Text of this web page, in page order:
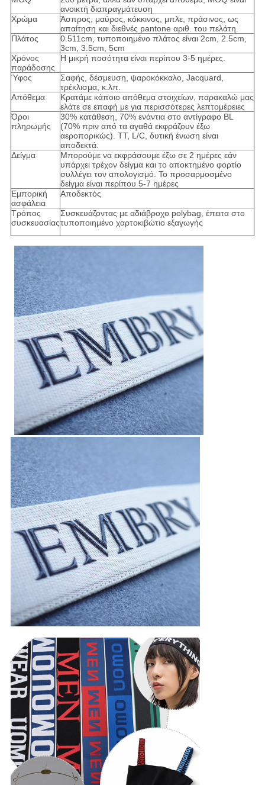
ανοικτή διαπραγμάτευση
Χρώμα
Άσπρος, μαύρος, κόκκινος, μπλε, πράσινος, ως
απαίτηση και διεθνές pantone αριθ. του πελάτη.
Πλάτος
0.511cm, τυποποιημένο πλάτος είναι 2cm, 2.5cm,
3cm, 3.5cm, 5cm
Χρόνος
παράδοσης
Η μικρή ποσότητα είναι περίπου 3-5 ημέρες.
Ύφος
Σαφής, δέσμευση, ψαροκόκκαλο, Jacquard,
τρέκλισμα, κ.λπ.
Απόθεμα
Κρατάμε κάποιο απόθεμα στοιχείων, παρακαλώ μας
ελάτε σε επαφή με για περισσότερες λεπτομέρειες
Όροι
πληρωμής
30% κατάθεση, 70% ενάντια στο αντίγραφο BL
(70% πριν από τα αγαθά εκφράζουν έξω
αεροπορικώς). TT, L/C, δυτική ένωση είναι
αποδεκτά.
Δείγμα
Μπορούμε να εκφράσουμε έξω σε 2 ημέρες εάν
υπάρχει τρέχον δείγμα και το αποκτημένο φορτίο
συλλέγει τον απολογισμό. Το προσαρμοσμένο
δείγμα είναι περίπου 5-7 ημέρες
Εμπορική
ασφάλεια
Αποδεκτός
Τρόπος
συσκευασίας
Συσκευάζοντας με αδιάβροχο polybag, έπειτα στο
τυποποιημένο χαρτοκιβώτιο εξαγωγής